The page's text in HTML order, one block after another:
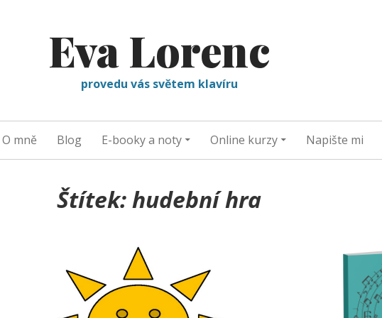
Eva Lorenc
provedu vás světem klavíru
O mně Blog E-booky a noty Online kurzy Napište mi
Štítek:hudební hra